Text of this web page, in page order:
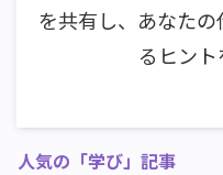
を共有し、あなた
るヒント
人気の「学び」記事